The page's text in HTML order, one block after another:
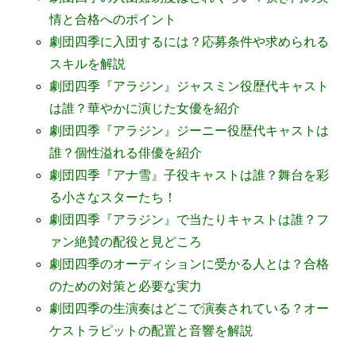
情と合格へのポイント
劇団四季に入団するには？応募条件や求められる
スキルを解説
劇団四季『アラジン』ジャスミン役歴代キャスト
は誰？華やかに演じた女優を紹介
劇団四季『アラジン』ジーニー役歴代キャストは
誰？個性溢れる俳優を紹介
劇団四季『アナ雪』子役キャストは誰？舞台を彩
る小さなスターたち！
劇団四季『アラジン』で当たりキャストは誰？フ
ァン絶賛の配役と見どころ
劇団四季のオーディションに受かる人とは？合格
のための対策と必要な実力
劇団四季の生演奏はどこで演奏されている？オー
ケストラピットの配置と音響を解説